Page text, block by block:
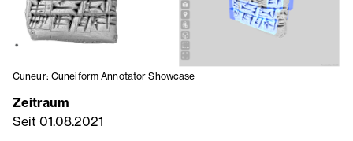
Cuneur: Cuneiform Annotator Showcase
Zeitraum
Seit 01.08.2021